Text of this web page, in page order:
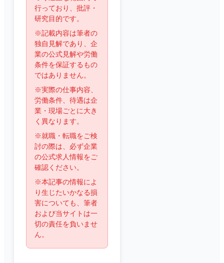
行っており、批評・
研究目的です。
※記載内容は筆者の
独自見解であり、企
業の公式見解や労働
条件を保証するもの
ではありません。
※実際の仕事内容、
労働条件、待遇は企
業・現場ごとに大き
く異なります。
※就職・転職をご検
討の際は、必ず企業
の公式求人情報をご
確認ください。
※本記事の情報によ
り生じたいかなる損
害についても、筆者
および当サイトは一
切の責任を負いませ
ん。